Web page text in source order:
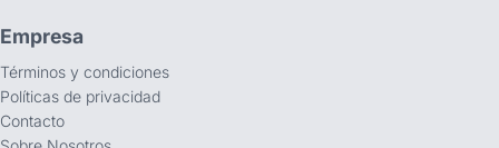
Empresa
Términos y condiciones
Políticas de privacidad
Contacto